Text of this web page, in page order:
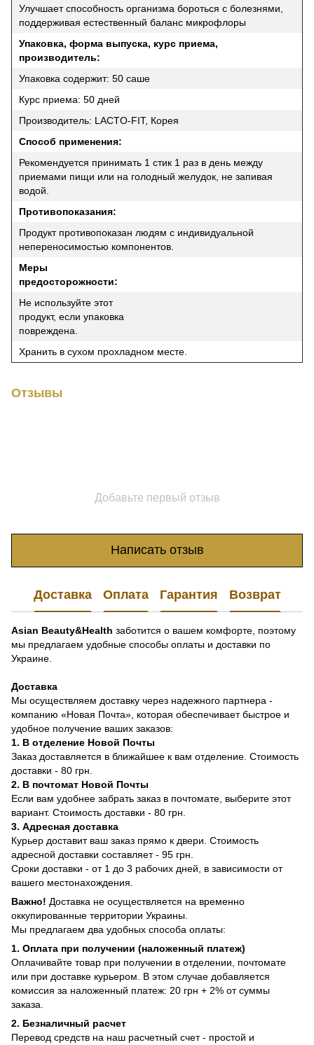
Улучшает способность организма бороться с болезнями,
поддерживая естественный баланс микрофлоры
Упаковка, форма выпуска, курс приема,
производитель:
Упаковка содержит: 50 саше
Курс приема: 50 дней
Производитель: LACTO-FIT, Корея
Способ применения:
Рекомендуется принимать 1 стик 1 раз в день между
приемами пищи или на голодный желудок, не запивая
водой.
Противопоказания:
Продукт противопоказан людям с индивидуальной
непереносимостью компонентов.
Меры
предосторожности:
Не используйте этот
продукт, если упаковка
повреждена.
Хранить в сухом прохладном месте.
Отзывы
Добавьте первый отзыв
Написать отзыв
Доставка Оплата Гарантия Возврат
Asian Beauty&Health заботится о вашем комфорте, поэтому
мы предлагаем удобные способы оплаты и доставки по
Украине.
Доставка
Мы осуществляем доставку через надежного партнера -
компанию «Новая Почта», которая обеспечивает быстрое и
удобное получение ваших заказов:
1. В отделение Новой Почты
Заказ доставляется в ближайшее к вам отделение. Стоимость
доставки - 80 грн.
2. В почтомат Новой Почты
Если вам удобнее забрать заказ в почтомате, выберите этот
вариант. Стоимость доставки - 80 грн.
3. Адресная доставка
Курьер доставит ваш заказ прямо к двери. Стоимость
адресной доставки составляет - 95 грн.
Сроки доставки - от 1 до 3 рабочих дней, в зависимости от
вашего местонахождения.
Важно! Доставка не осуществляется на временно
оккупированные территории Украины.
Мы предлагаем два удобных способа оплаты:
1. Оплата при получении (наложенный платеж)
Оплачивайте товар при получении в отделении, почтомате
или при доставке курьером. В этом случае добавляется
комиссия за наложенный платеж: 20 грн + 2% от суммы
заказа.
2. Безналичный расчет
Перевод средств на наш расчетный счет - простой и